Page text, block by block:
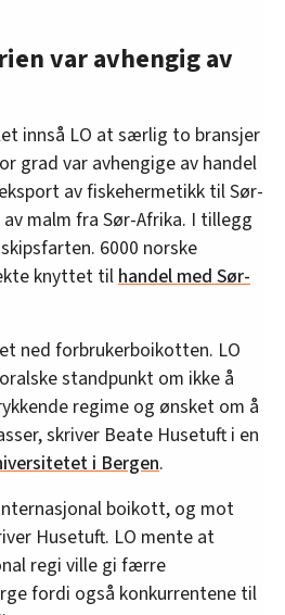
var avhengig av
innså LO at særlig to bransjer
grad var avhengige av handel
av fiskehermetikk til Sør-
malm fra Sør-Afrika. I tillegg
6000 norske
knyttet tilhandel med Sør-
ned forbrukerboikotten. LO
standpunkt om ikke å
regime og ønsket om å
skriver Beate Husetuft i en
i Bergen.
boikott, og mot
Husetuft. LO mente at
regi ville gi færre
fordi også konkurrentene til